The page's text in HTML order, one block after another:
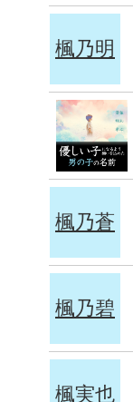
楓乃明
楓乃蒼
楓乃碧
楓実也